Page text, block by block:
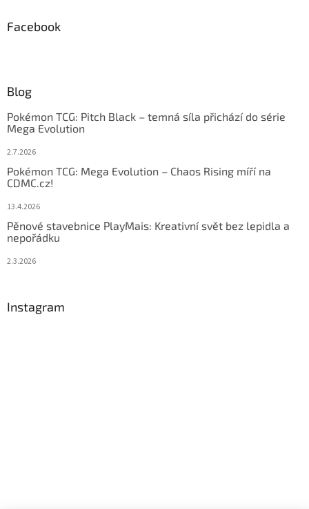
Facebook
Blog
Pokémon TCG: Pitch Black – temná síla přichází do série
Mega Evolution
2.7.2026
Pokémon TCG: Mega Evolution – Chaos Rising míří na
CDMC.cz!
13.4.2026
Pěnové stavebnice PlayMais: Kreativní svět bez lepidla a
nepořádku
2.3.2026
Instagram